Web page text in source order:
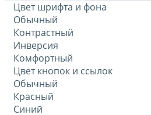
Цвет шрифта и фона
Обычный
Контрастный
Инверсия
Комфортный
Цвет кнопок и ссылок
Обычный
Красный
Синий